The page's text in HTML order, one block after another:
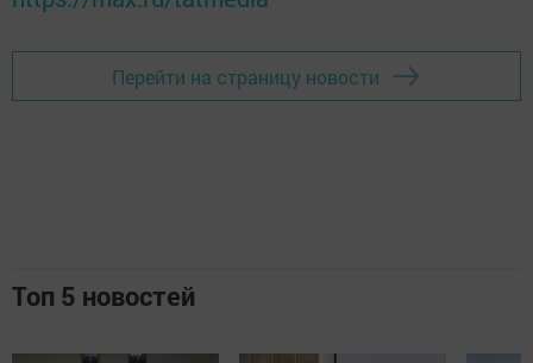
Перейти на страницу новости
Топ 5 новостей